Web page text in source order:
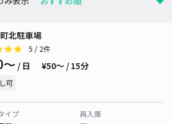
北駐車場
5 / 2件
/ 日 ¥50〜 / 15分
可
イプ
再入庫